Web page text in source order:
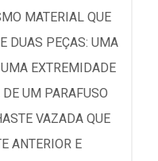
MATERIAL QUE
DUAS PEÇAS: UMA
EXTREMIDADE
UM PARAFUSO
VAZADA QUE
ANTERIOR E